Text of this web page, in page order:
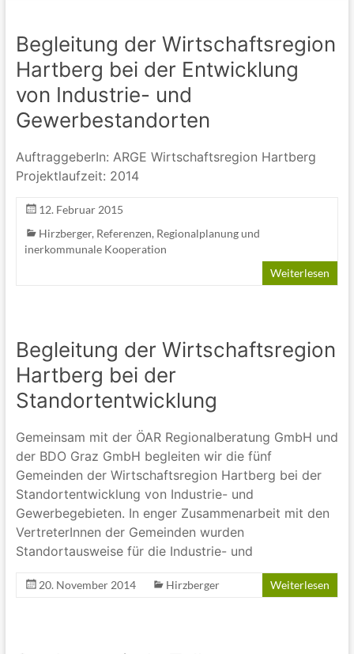
Begleitung der Wirtschaftsregion
Hartberg bei der Entwicklung
von Industrie- und
Gewerbestandorten
AuftraggeberIn: ARGE Wirtschaftsregion Hartberg
Projektlaufzeit: 2014
12. Februar 2015
Hirzberger, Referenzen, Regionalplanung und
inerkommunale Kooperation
Weiterlesen
Begleitung der Wirtschaftsregion
Hartberg bei der
Standortentwicklung
Gemeinsam mit der ÖAR Regionalberatung GmbH und
der BDO Graz GmbH begleiten wir die fünf
Gemeinden der Wirtschaftsregion Hartberg bei der
Standortentwicklung von Industrie- und
Gewerbegebieten. In enger Zusammenarbeit mit den
VertreterInnen der Gemeinden wurden
Standortausweise für die Industrie- und
20. November 2014 Hirzberger Weiterlesen